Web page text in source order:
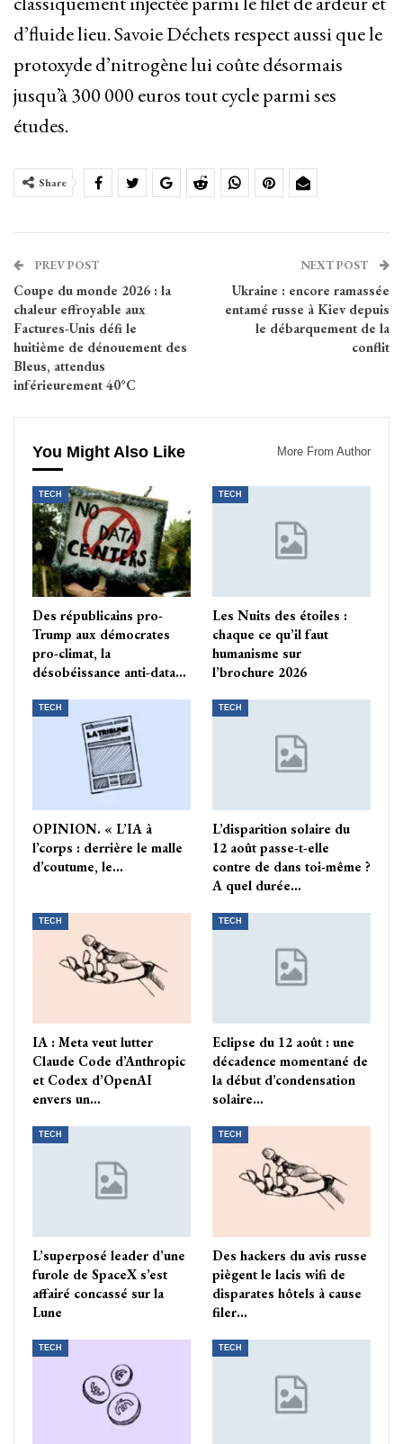
d’fluide lieu. Savoie Déchets respect aussi que le
protoxyde d’nitrogène lui coûte désormais
jusqu’à 300 000 euros tout cycle parmi ses
études.
Share
PREV POST
Coupe du monde 2026 : la
chaleur effroyable aux
Factures-Unis défi le
huitième de dénouement des
Bleus, attendus
inférieurement 40°C
NEXT POST
Ukraine : encore ramassée
entamé russe à Kiev depuis
le débarquement de la
conflit
You Might Also Like More From Author
TECH
Des républicains pro-
Trump aux démocrates
pro-climat, la
désobéissance anti-data…
TECH
Les Nuits des étoiles :
chaque ce qu’il faut
humanisme sur
l’brochure 2026
TECH
OPINION. « L’IA à
l’corps : derrière le malle
d’coutume, le…
TECH
L’disparition solaire du
12 août passe-t-elle
contre de dans toi-même ?
A quel durée…
TECH
IA : Meta veut lutter
Claude Code d’Anthropic
et Codex d’OpenAI
envers un…
TECH
Eclipse du 12 août : une
décadence momentané de
la début d’condensation
solaire…
TECH
L’superposé leader d’une
furole de SpaceX s’est
affairé concassé sur la
Lune
TECH
Des hackers du avis russe
piègent le lacis wifi de
disparates hôtels à cause
filer…
TECH TECH